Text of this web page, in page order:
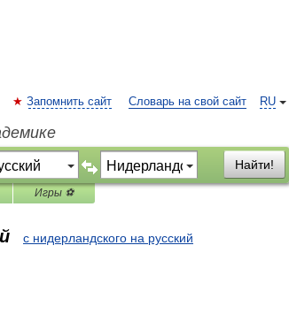
RU
Запомнить сайт Словарь на свой сайт
Найти!
Игры ⚽
с нидерландского на русский